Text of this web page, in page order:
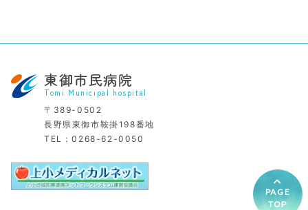
PAGE
TOP
東御市民病院
Tomi Municipal hospital
〒389-0502
長野県東御市鞍掛198番地
TEL：0268-62-0050